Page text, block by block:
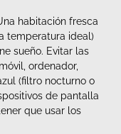
habitación fresca
temperatura ideal)
sueño. Evitar las
ordenador,
(filtro nocturno o
de pantalla
que usar los